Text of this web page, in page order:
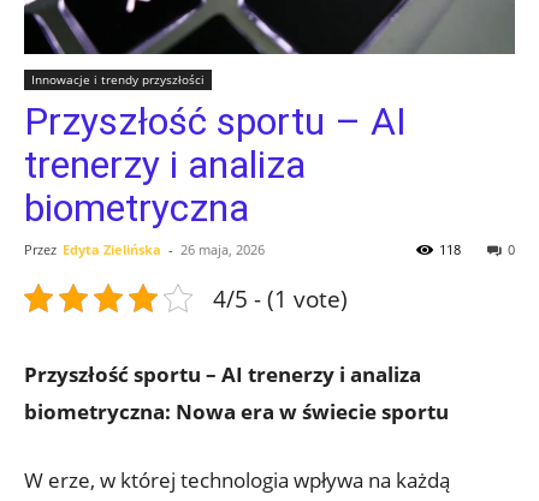
Innowacje i trendy przyszłości
Przyszłość sportu – AI
trenerzy i analiza
biometryczna
Przez Edyta Zielińska - 26 maja, 2026 0
118
4/5 - (1 vote)
Przyszłość sportu – AI trenerzy i analiza
biometryczna: Nowa era w świecie sportu
W erze, w której technologia wpływa na każdą